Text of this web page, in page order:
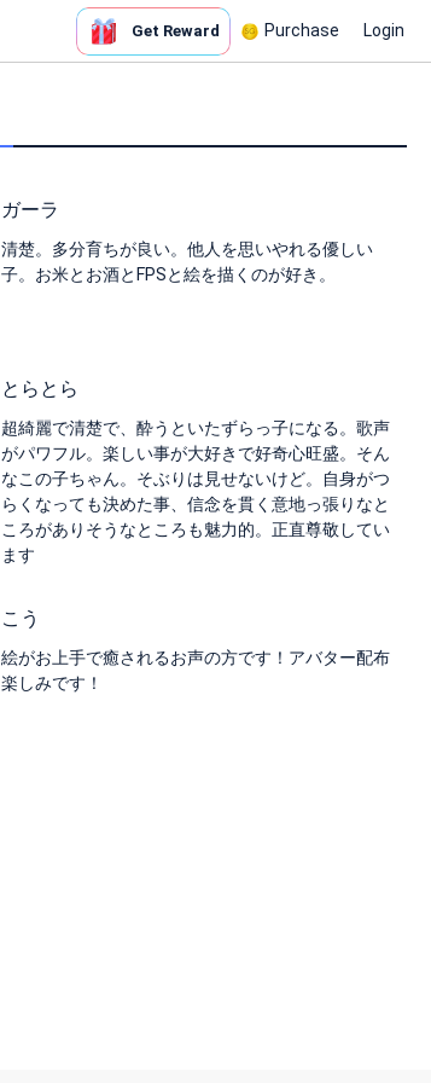
Get Reward Purchase Login
ガーラ
清楚。多分育ちが良い。他人を思いやれる優しい
子。お米とお酒とFPSと絵を描くのが好き。
とらとら
超綺麗で清楚で、酔うといたずらっ子になる。歌声
がパワフル。楽しい事が大好きで好奇心旺盛。そん
なこの子ちゃん。そぶりは見せないけど。自身がつ
らくなっても決めた事、信念を貫く意地っ張りなと
ころがありそうなところも魅力的。正直尊敬してい
ます
こう
絵がお上手で癒されるお声の方です！アバター配布
楽しみです！